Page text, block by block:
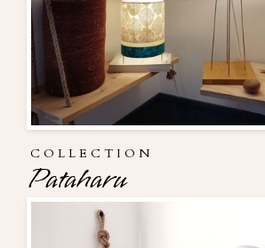
COLLECTION
Pataharu